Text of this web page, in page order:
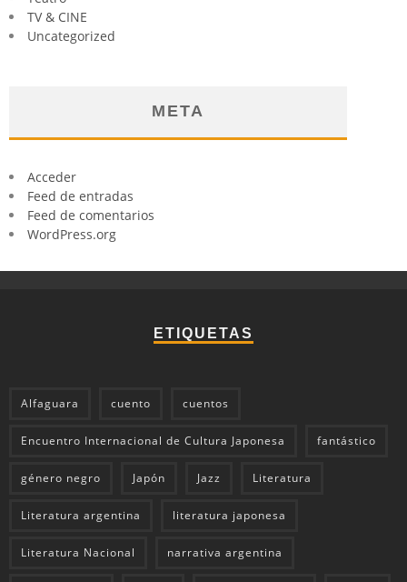
TV & CINE
Uncategorized
META
Acceder
Feed de entradas
Feed de comentarios
WordPress.org
ETIQUETAS
Alfaguara cuento cuentos
Encuentro Internacional de Cultura Japonesa fantástico
género negro Japón Jazz Literatura
Literatura argentina literatura japonesa
Literatura Nacional narrativa argentina